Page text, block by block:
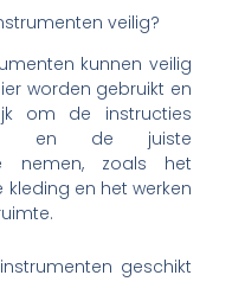
veilig?
kunnen veilig
worden gebruikt en
om de instructies
en de juiste
nemen, zoals het
en het werken
geschikt